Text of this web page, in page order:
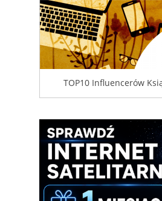
TOP10 Influencerów